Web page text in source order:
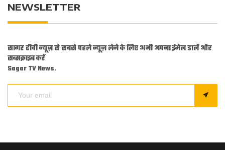
NEWSLETTER
सागर टीवी न्यूज़ से सबसे पहले न्यूज़ लेने के लिए अभी अपना ईमेल डालें और
सब्सक्राइब करें
Sagar TV News.